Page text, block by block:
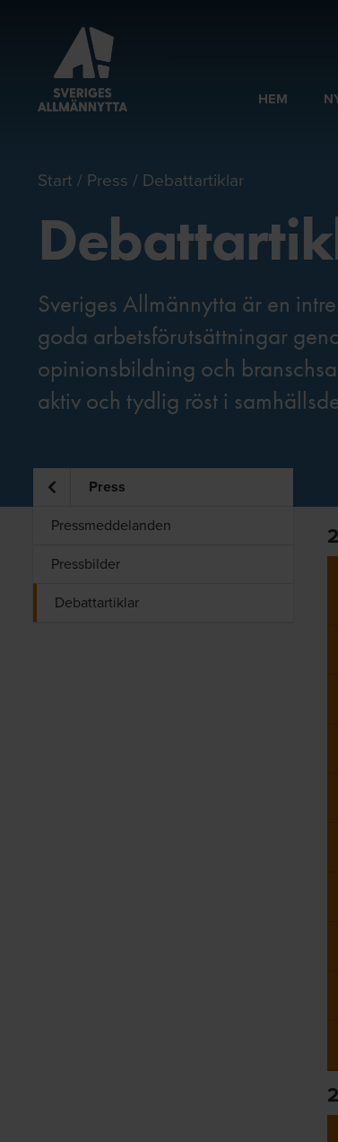
HEM
Start Press Debattartiklar
Sveriges Allmännytta är en
goda arbetsförutsättningar
opinionsbildning och
aktiv och tydlig röst i
Press
Pressmeddelanden
Pressbilder
Debattartiklar